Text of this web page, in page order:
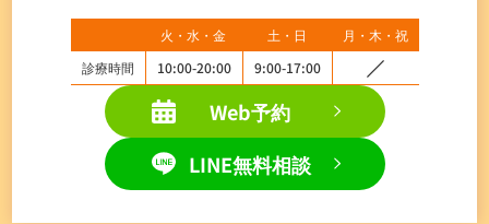
火・水・金 土・日
月・木・祝
診療時間
10:00-20:00 9:00-17:00
Web予約
LINE無料相談